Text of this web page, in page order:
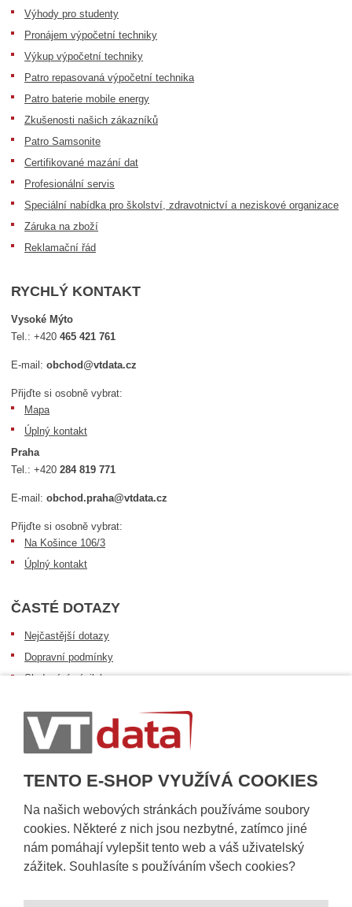
TENTO E-SHOP VYUŽÍVÁ COOKIES
Na našich webových stránkách používáme soubory
cookies. Některé z nich jsou nezbytné, zatímco jiné
nám pomáhají vylepšit tento web a váš uživatelský
zážitek. Souhlasíte s používáním všech cookies?
Výhody pro studenty
Pronájem výpočetní techniky
Výkup výpočetní techniky
Patro repasovaná výpočetní technika
Patro baterie mobile energy
Zkušenosti našich zákazníků
Patro Samsonite
Certifikované mazání dat
Profesionální servis
Speciální nabídka pro školství, zdravotnictví a neziskové organizace
Záruka na zboží
Reklamační řád
RYCHLÝ KONTAKT
Vysoké Mýto
Tel.:+420465 421 761
E-mail:obchod@vtdata.cz
Přijďte si osobně vybrat:
Mapa
Úplný kontakt
Praha
Tel.:+420284 819 771
E-mail:obchod.praha@vtdata.cz
Přijďte si osobně vybrat:
Na Košince 106/3
Úplný kontakt
ČASTÉ DOTAZY
Nejčastější dotazy
Dopravní podmínky
Sledování zásilek
Informace k dostupnosti zboží
Obecné informace